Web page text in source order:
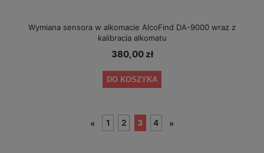
Wymiana sensora w alkomacie AlcoFind DA-9000 wraz z
kalibracją alkomatu
380,00 zł
DO KOSZYKA
« 1 2 3 4 »